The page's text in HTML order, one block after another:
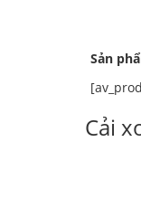
Sản
Cải